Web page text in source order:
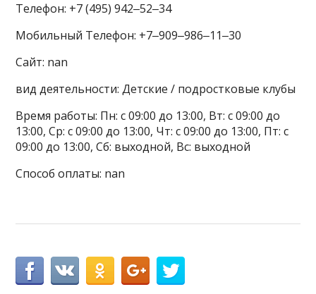
Телефон: +7 (495) 942‒52‒34
Мобильный Телефон: +7‒909‒986‒11‒30
Сайт: nan
вид деятельности: Детские / подростковые клубы
Время работы: Пн: с 09:00 до 13:00, Вт: с 09:00 до
13:00, Ср: с 09:00 до 13:00, Чт: с 09:00 до 13:00, Пт: с
09:00 до 13:00, Сб: выходной, Вс: выходной
Способ оплаты: nan